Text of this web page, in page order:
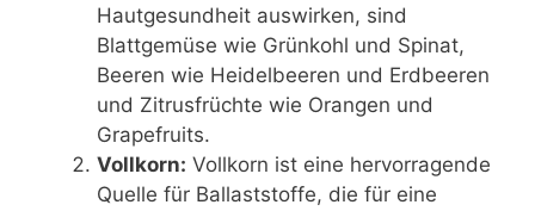
Hautgesundheit auswirken, sind
Blattgemüse wie Grünkohl und Spinat,
Beeren wie Heidelbeeren und Erdbeeren
und Zitrusfrüchte wie Orangen und
Grapefruits.
Vollkorn: Vollkorn ist eine hervorragende
Quelle für Ballaststoffe, die für eine